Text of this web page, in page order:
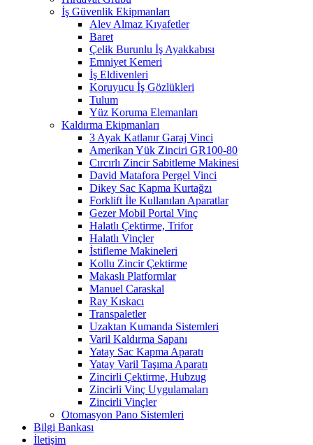
İş Güvenlik Ekipmanları
Alev Almaz Kıyafetler
Baret
Çelik Burunlu İş Ayakkabısı
Emniyet Kemeri
İş Eldivenleri
Koruyucu İş Gözlükleri
Tulum
Yüz Koruma Elemanları
Kaldırma Ekipmanları
3 Ayak Katlanır Garaj Vinci
Amerikan Yük Zinciri GR100-80
Cırcırlı Zincir Sabitleme Makinesi
David Matafora Pergel Vinci
Dikey Sac Kapma Kurtağzı
Forklift İle Kullanılan Aparatlar
Gezer Mobil Portal Vinç
Halatlı Çektirme, Trifor
Halatlı Vinçler
İstifleme Makineleri
Kollu Zincir Çektirme
Makaslı Platformlar
Manuel Caraskal
Ray Kıskacı
Transpaletler
Uzaktan Kumanda Sistemleri
Varil Kaldırma Sapanı
Yatay Sac Kapma Aparatı
Yatay Varil Taşıma Aparatı
Zincirli Çektirme, Hubzug
Zincirli Vinç Uygulamaları
Zincirli Vinçler
Otomasyon Pano Sistemleri
Bilgi Bankası
İletişim